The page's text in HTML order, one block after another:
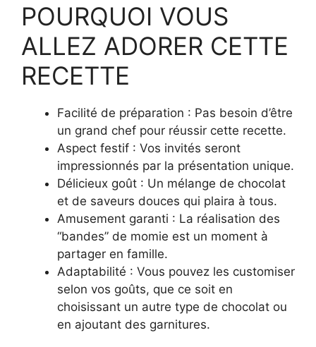
POURQUOI VOUS
ALLEZ ADORER CETTE
RECETTE
Facilité de préparation : Pas besoin d’être
un grand chef pour réussir cette recette.
Aspect festif : Vos invités seront
impressionnés par la présentation unique.
Délicieux goût : Un mélange de chocolat
et de saveurs douces qui plaira à tous.
Amusement garanti : La réalisation des
“bandes” de momie est un moment à
partager en famille.
Adaptabilité : Vous pouvez les customiser
selon vos goûts, que ce soit en
choisissant un autre type de chocolat ou
en ajoutant des garnitures.